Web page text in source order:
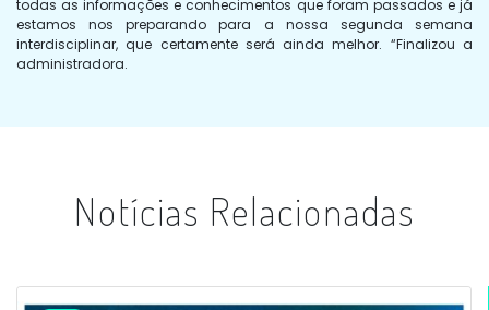
todas as informações e conhecimentos que foram passados e já
estamos nos preparando para a nossa segunda semana
interdisciplinar, que certamente será ainda melhor. “Finalizou a
administradora.
Notícias Relacionadas